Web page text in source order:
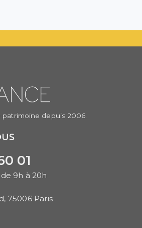
depuis 2006.
01
9h à 20h
75006 Paris